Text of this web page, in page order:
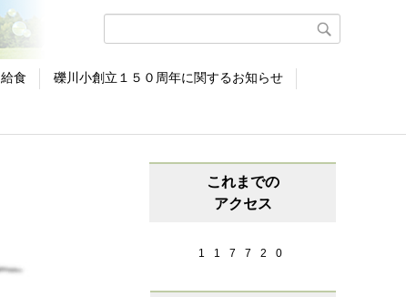
給食 礫川小創立１５０周年に関するお知らせ
これまでの
アクセス
1 1 7 7 2 0